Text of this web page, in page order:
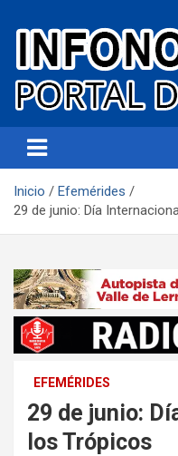
Infonoa Salta
Inicio
Efemérides
29 de junio: Día
EFEMÉRIDES
29 de junio:
los Trópicos